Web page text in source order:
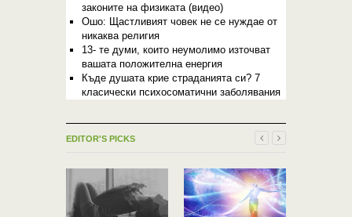
законите на физиката (видео)
Ошо: Щастливият човек не се нуждае от
никаква религия
13- те думи, които неумолимо източват
вашата положителна енергия
Къде душата крие страданията си? 7
класически психосоматични заболявания
EDITOR'S PICKS